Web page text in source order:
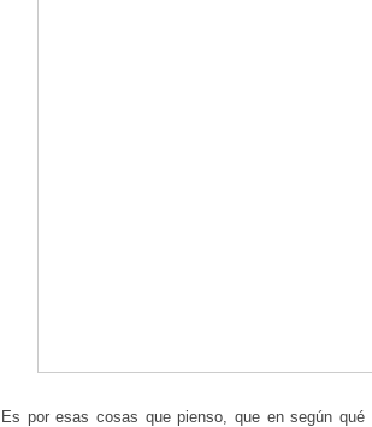
Es por esas cosas que pienso, que en según qué